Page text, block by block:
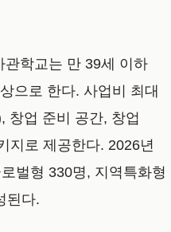
학교는 만 39세 이하
으로 한다. 사업비 최대
창업 준비 공간, 창업
지로 제공한다. 2026년
벌형 330명, 지역특화형
된다.